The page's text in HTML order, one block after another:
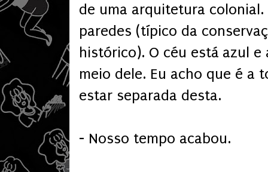
de uma arquitetura
paredes (típico da
histórico). O céu está azul
meio dele. Eu acho que é a
estar separada desta.
- Nosso tempo acabou.